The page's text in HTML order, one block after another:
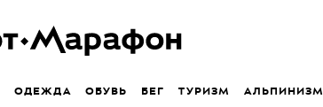
ОДЕЖДА ОБУВЬ БЕГ ТУРИЗМ АЛЬПИНИЗМ